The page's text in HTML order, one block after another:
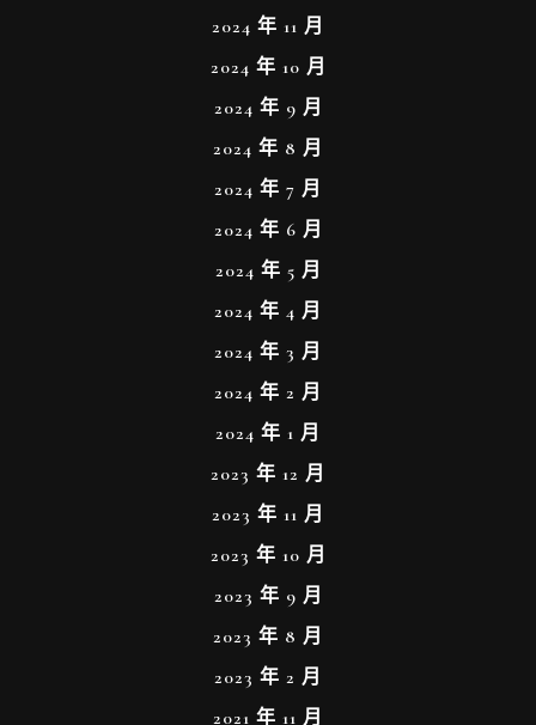
2024 年 11 月
2024 年 10 月
2024 年 9 月
2024 年 8 月
2024 年 7 月
2024 年 6 月
2024 年 5 月
2024 年 4 月
2024 年 3 月
2024 年 2 月
2024 年 1 月
2023 年 12 月
2023 年 11 月
2023 年 10 月
2023 年 9 月
2023 年 8 月
2023 年 2 月
2021 年 11 月